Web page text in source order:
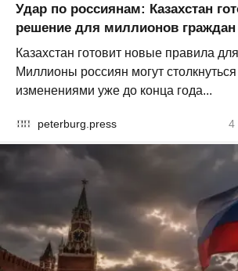
Удар по россиянам: Казахстан
решение для миллионов
Казахстан готовит новые правила
Миллионы россиян могут
изменениями уже до конца года...
peterburg.press 4